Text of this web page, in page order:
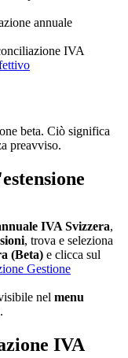
annuale
IVA
beta. Ciò significa
preavviso.
IVA Svizzera,
, trova e seleziona
(Beta) e clicca sul
Gestione
nel menu
IVA